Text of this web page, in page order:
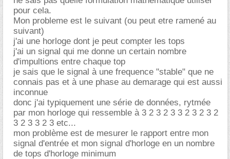
pour cela.
Mon probleme est le suivant (ou peut etre ramené au
suivant)
j'ai une horloge dont je peut compter les tops
j'ai un signal qui me donne un certain nombre
d'impultions entre chaque top
je sais que le signal à une frequence "stable" que ne
connais pas et à une phase au demarage qui est aussi
inconnue
donc j'ai typiquement une série de données, rytmée
par mon horloge qui ressemble à 3 2 3 2 3 3 2 3 2 3 2
3 2 3 3 2 3 etc...
mon problème est de mesurer le rapport entre mon
signal d'entrée et mon signal d'horloge en un nombre
de tops d'horloge minimum